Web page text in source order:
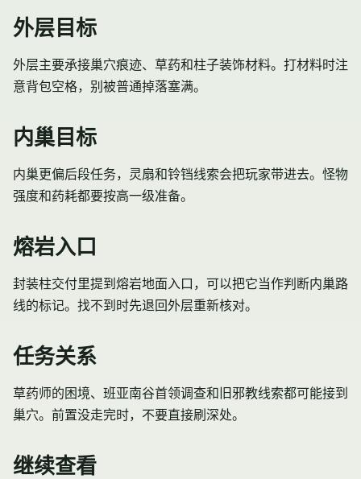
外层目标
外层主要承接巢穴痕迹、草药和柱子装饰材料。打材料时注
意背包空格，别被普通掉落塞满。
内巢目标
内巢更偏后段任务， 灵扇和铃铛线索会把玩家带进去。怪物
强度和药耗都要按高一级准备。
熔岩入口
封装柱交付里提到熔岩地面入口，可以把它当作判断内巢路
线的标记。找不到时先退回外层重新核对。
任务关系
草药师的困境、 班亚南谷首领调查和旧邪教线索都可能接到
巢穴。前置没走完时，不要直接刷深处。
继续查看